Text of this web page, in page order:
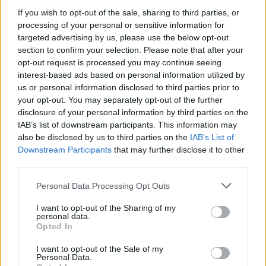
If you wish to opt-out of the sale, sharing to third parties, or
processing of your personal or sensitive information for
targeted advertising by us, please use the below opt-out
section to confirm your selection. Please note that after your
opt-out request is processed you may continue seeing
interest-based ads based on personal information utilized by
us or personal information disclosed to third parties prior to
your opt-out. You may separately opt-out of the further
disclosure of your personal information by third parties on the
IAB’s list of downstream participants. This information may
also be disclosed by us to third parties on the IAB’s List of
Downstream Participants that may further disclose it to other
Please note that this website/app uses one or more Google
not limited to your visit or usage behaviour. You may click to
grant or deny consent to Google and its third-party tags to
use your data for below specified purposes in below Google
consent section.
Personal Data Processing Opt Outs
I want to opt-out of the Sharing of my
personal data.
Opted In
I want to opt-out of the Sale of my
Personal Data.
LA NUOVA VIABILITA’ DEI BUS
In seguito all’avvio del cantiere il tram 3 ha
deviato il suo percorso. Fino al termine dei lavori i
convogli provenienti da Valle Giulia transiteranno su
via di Porta Maggiore, via Principe Eugenio, piazza
Vittorio, via Emanuele Filiberto e viale Manzoni per
poi riprendere il normale itinerario. I tram in arrivo
dalla stazione di Trastevere, giunti in viale Manzoni,
proseguiranno su via Emanuele Filiberto, piazza
piazza di Porta Maggiore, via Eleniana e piazzale
Labicano da dove riprenderanno il normale percorso.
Stesso cambio di percorso anche per i tram della
Prenestina.